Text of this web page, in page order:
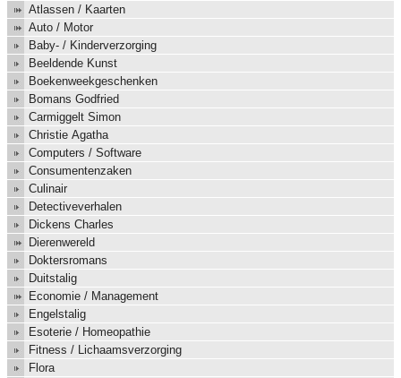
Atlassen / Kaarten
Auto / Motor
Baby- / Kinderverzorging
Beeldende Kunst
Boekenweekgeschenken
Bomans Godfried
Carmiggelt Simon
Christie Agatha
Computers / Software
Consumentenzaken
Culinair
Detectiveverhalen
Dickens Charles
Dierenwereld
Doktersromans
Duitstalig
Economie / Management
Engelstalig
Esoterie / Homeopathie
Fitness / Lichaamsverzorging
Flora